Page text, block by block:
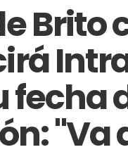
Brito
fecha
"Va